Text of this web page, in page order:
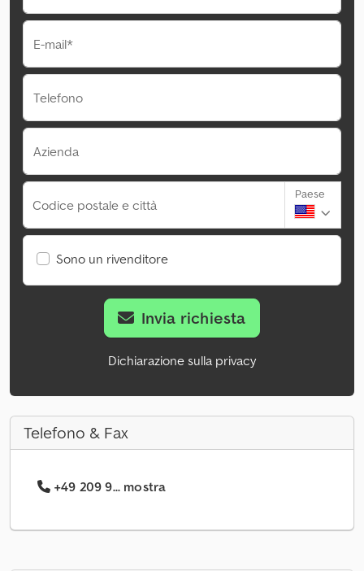
E-mail*
Telefono
Azienda
Codice postale e città
Paese
Sono un rivenditore
Invia richiesta
Dichiarazione sulla privacy
Telefono & Fax
+49 209 9... mostra